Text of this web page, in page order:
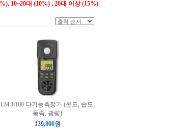
10~20대 (10%) , 20대 이상 (15%)
LM-8100 다기능측정기 (온도, 습도,
풍속, 광량)
139,000원